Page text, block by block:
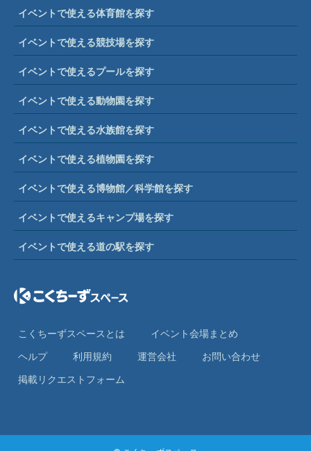
イベントで使える体育館を探す
イベントで使える競技場を探す
イベントで使えるプールを探す
イベントで使える動物園を探す
イベントで使える水族館を探す
イベントで使える植物園を探す
イベントで使える博物館／科学館を探す
イベントで使えるキャンプ場を探す
イベントで使える道の駅を探す
こくちーずスペースとは
イベント会場まとめ
ヘルプ
利⽤規約 運営会社
お問い合わせ
掲載リクエストフォーム